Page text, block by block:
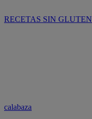
RECETAS SIN GLUTEN
calabaza